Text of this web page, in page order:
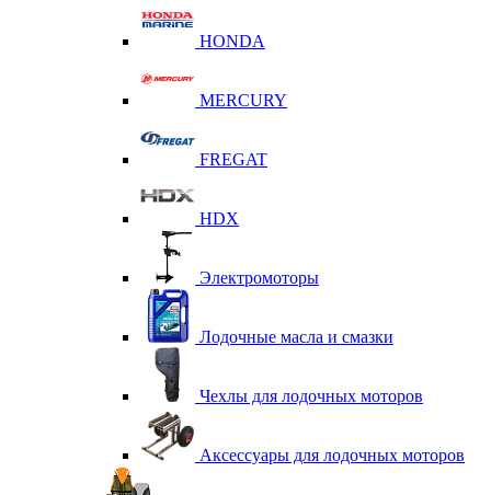
HONDA
MERCURY
FREGAT
HDX
Электромоторы
Лодочные масла и смазки
Чехлы для лодочных моторов
Аксессуары для лодочных моторов